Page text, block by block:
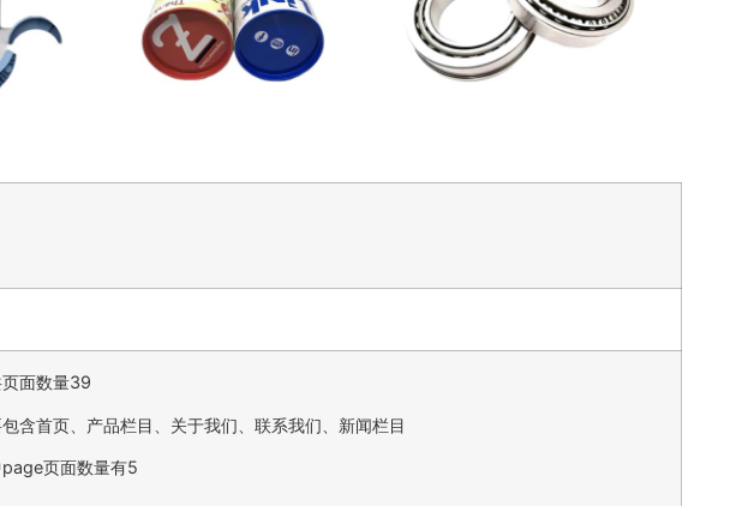
页面数量39
含首页、产品栏目、关于我们、联系我们、新闻栏目
页面数量有5